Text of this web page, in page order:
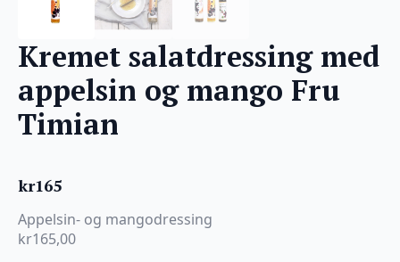
Kremet salatdressing med
appelsin og mango Fru
Timian
kr165
Appelsin- og mangodressing
kr165,00